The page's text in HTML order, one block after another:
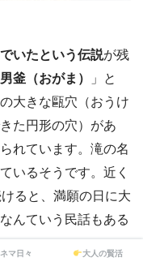
いたという伝説が残
男釜（おがま）
」と
大きな甌穴（おうけ
た円形の穴）があ
れています。滝の名
いるそうです。近く
ると、満願の日に大
んていう民話もある
マ日々 大人の賢活